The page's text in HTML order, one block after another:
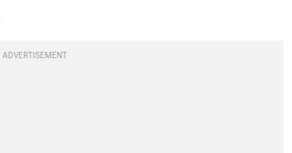
ADVERTISEMENT